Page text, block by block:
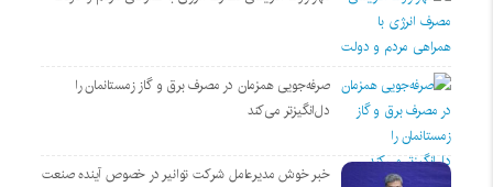
صرفه‌جویی همزمان در مصرف برق و گاز زمستانمان را
دل‌انگیزتر می‌کند
خبر خوش مدیرعامل شرکت توانیر در خصوص آینده صنعت